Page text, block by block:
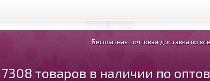
Бесплатная почтовая доставка по
7308 товаров в наличии по